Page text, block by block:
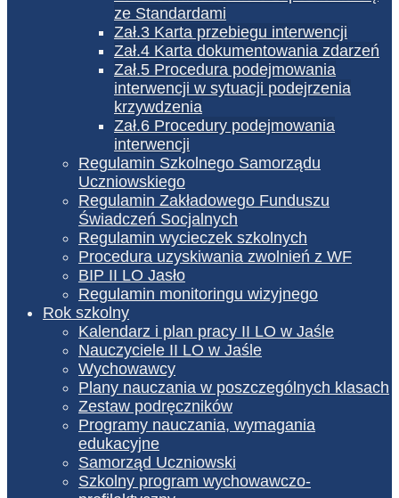
ze Standardami
Zał.3 Karta przebiegu interwencji
Zał.4 Karta dokumentowania zdarzeń
Zał.5 Procedura podejmowania
interwencji w sytuacji podejrzenia
krzywdzenia
Zał.6 Procedury podejmowania
interwencji
Regulamin Szkolnego Samorządu
Uczniowskiego
Regulamin Zakładowego Funduszu
Świadczeń Socjalnych
Regulamin wycieczek szkolnych
Procedura uzyskiwania zwolnień z WF
BIP II LO Jasło
Regulamin monitoringu wizyjnego
Rok szkolny
Kalendarz i plan pracy II LO w Jaśle
Nauczyciele II LO w Jaśle
Wychowawcy
Plany nauczania w poszczególnych klasach
Zestaw podręczników
Programy nauczania, wymagania
edukacyjne
Samorząd Uczniowski
Szkolny program wychowawczo-